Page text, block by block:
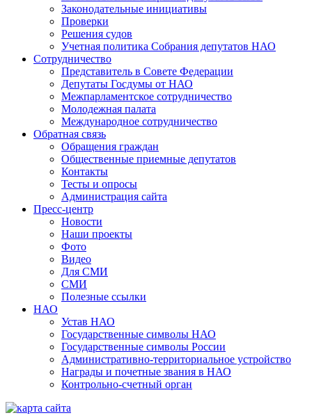
Законодательные инициативы
Проверки
Решения судов
Учетная политика Собрания депутатов НАО
Сотрудничество
Представитель в Совете Федерации
Депутаты Госдумы от НАО
Межпарламентское сотрудничество
Молодежная палата
Международное сотрудничество
Обратная cвязь
Обращения граждан
Общественные приемные депутатов
Контакты
Тесты и опросы
Администрация сайта
Пресс-центр
Новости
Наши проекты
Фото
Видео
Для СМИ
СМИ
Полезные ссылки
НАО
Устав НАО
Государственные символы НАО
Государственные символы России
Административно-территориальное устройство
Награды и почетные звания в НАО
Контрольно-счетный орган